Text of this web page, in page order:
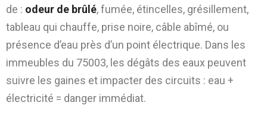
de : odeur de brûlé, fumée, étincelles, grésillement,
tableau qui chauffe, prise noire, câble abîmé, ou
présence d’eau près d’un point électrique. Dans les
immeubles du 75003, les dégâts des eaux peuvent
suivre les gaines et impacter des circuits : eau +
électricité = danger immédiat.